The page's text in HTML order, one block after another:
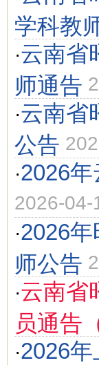
学科教
·云南省
师通告
·云南省
公告
·2026
2026-04-
·2026
师公告
·云南省
员通告
·2026